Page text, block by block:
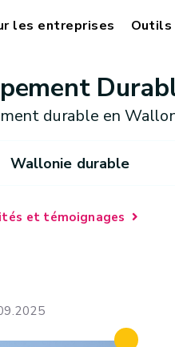
les entreprises Outils
durable en
Wallonie durable
et témoignages